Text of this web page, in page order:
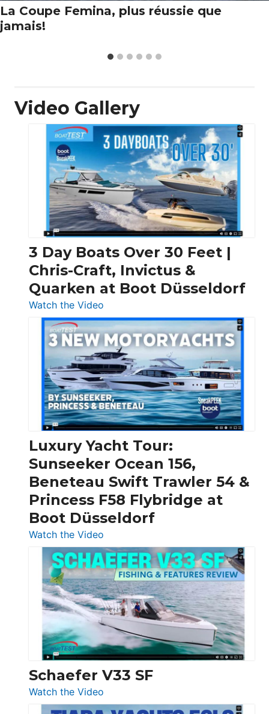
La Coupe Femina, plus réussie que
jamais!
Video Gallery
3 Day Boats Over 30 Feet |
Chris-Craft, Invictus &
Quarken at Boot Düsseldorf
Watch the Video
3
Day
Boats
Over
30
Feet
|
Chris-
Craft,
Invictus
&
Quarken
at
Boot
Luxury Yacht Tour:
Sunseeker Ocean 156,
Beneteau Swift Trawler 54 &
Princess F58 Flybridge at
Boot Düsseldorf
Watch the Video
Luxury
Yacht
Tour:
Sunseeker
Ocean
156,
Beneteau
Swift
Trawler
54
Schaefer V33 SF
Watch the Video
Schaefer